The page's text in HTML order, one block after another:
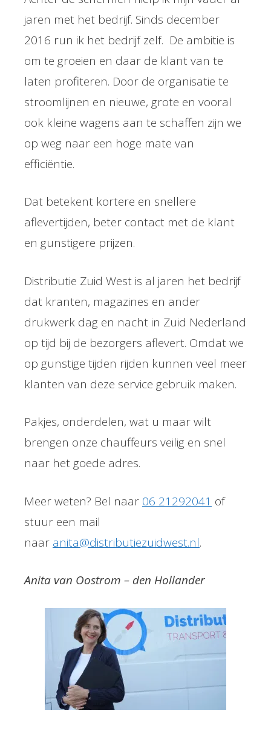
jaren met het bedrijf. Sinds december
2016 run ik het bedrijf zelf. De ambitie is
om te groeien en daar de klant van te
laten profiteren. Door de organisatie te
stroomlijnen en nieuwe, grote en vooral
ook kleine wagens aan te schaffen zijn we
op weg naar een hoge mate van
efficiëntie.
Dat betekent kortere en snellere
aflevertijden, beter contact met de klant
en gunstigere prijzen.
Distributie Zuid West is al jaren het bedrijf
dat kranten, magazines en ander
drukwerk dag en nacht in Zuid Nederland
op tijd bij de bezorgers aflevert. Omdat we
op gunstige tijden rijden kunnen veel meer
klanten van deze service gebruik maken.
Pakjes, onderdelen, wat u maar wilt
brengen onze chauffeurs veilig en snel
naar het goede adres.
Meer weten? Bel naar 06 21292041 of
stuur een mail
naar anita@distributiezuidwest.nl.
Anita van Oostrom – den Hollander